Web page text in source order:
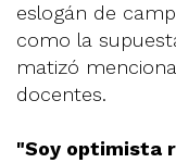
eslogán de
como la
matizó
docentes.
"Soy optimista